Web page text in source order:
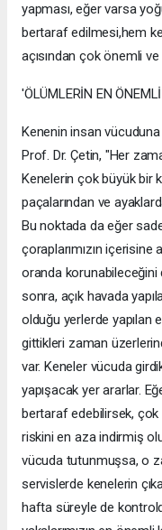
yapması, eğer varsa
bertaraf edilmesi,hem
açısından çok önemli
'ÖLÜMLERİN EN
Kenenin insan
Prof. Dr. Çetin, "Her
Kenelerin çok büyük bir
paçalarından ve
Bu noktada da eğer
çoraplarımızın içerisine
oranda
sonra, açık havada
olduğu yerlerde yapılan
gittikleri zaman
var. Keneler vücuda
yapışacak yer ararlar.
bertaraf edebilirsek, çok
riskini en aza indirmiş
vücuda tutunmuşsa, o
servislerde kenelerin
hafta süreyle de